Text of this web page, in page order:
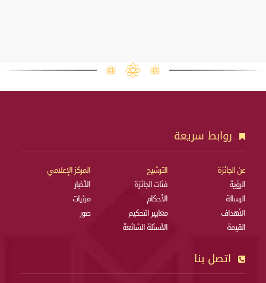
روابط سريعة
عن الجائزة
الرؤية
الرسالة
الأهداف
القيمة
الترشيح
فئات الجائزة
الأحكام
معايير التحكيم
الأسئلة الشائعة
المركز الإعلامي
الأخبار
مرئيات
صور
اتصل بنا